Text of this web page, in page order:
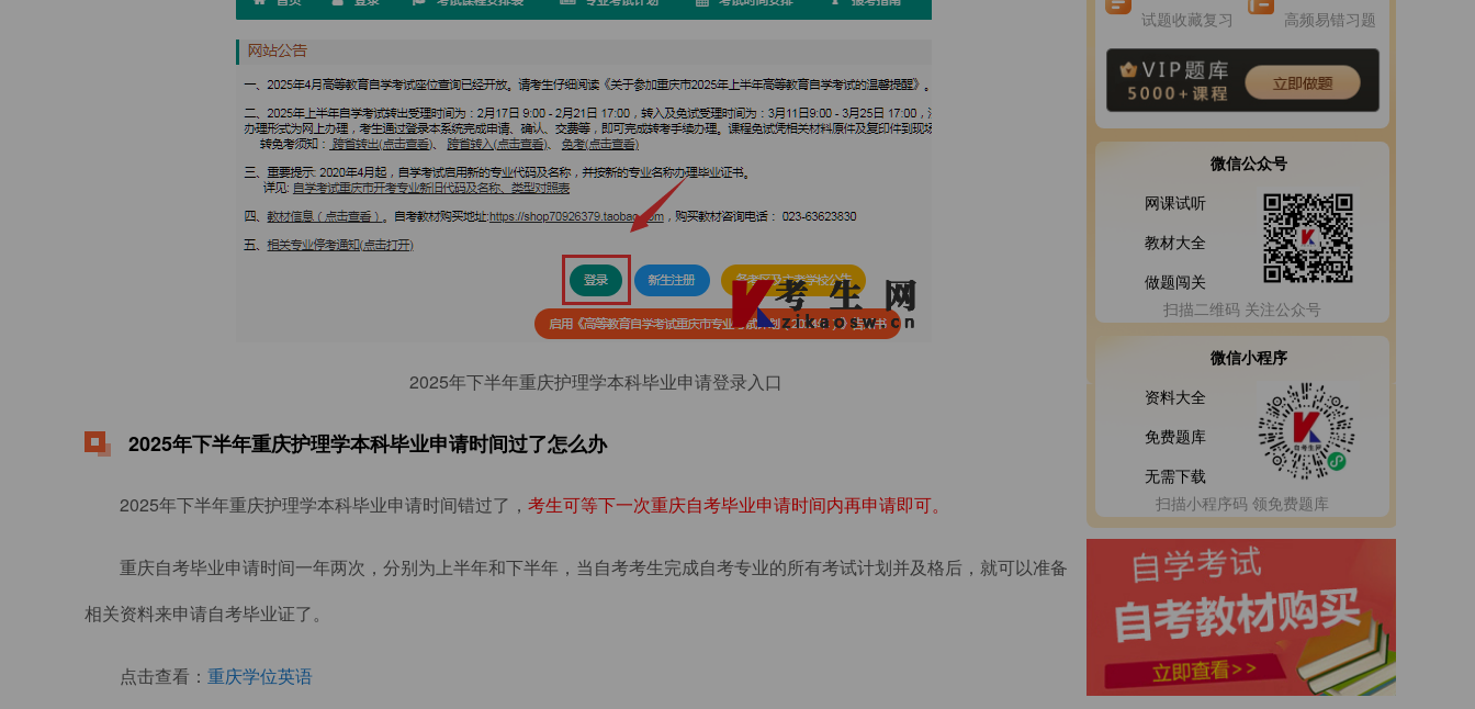
2025年下半年重庆护理学本科毕业申请登录入口
2025年下半年重庆护理学本科毕业申请时间过了怎么办
2025年下半年重庆护理学本科毕业申请时间错过了， 考生可等下一次重庆自考毕业申请时间内再申请即可。
重庆自考毕业申请时间一年两次，分别为上半年和下半年，当自考考生完成自考专业的所有考试计划并及格后，就可以准备
相关资料来申请自考毕业证了。
点击查看： 重庆学位英语
试题收藏复习
高频易错习题
微信公众号
网课试听
教材大全
做题闯关
扫描二维码 关注公众号
微信小程序
资料大全
免费题库
无需下载
扫描小程序码 领免费题库